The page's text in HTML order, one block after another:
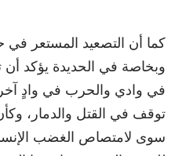
كما أن التصعيد المستعر
وبخاصة في الحديدة يؤكد أن
في وادي والحرب في وادٍ
توقف في القتل والدمار،
سوى لامتصاص الغضب